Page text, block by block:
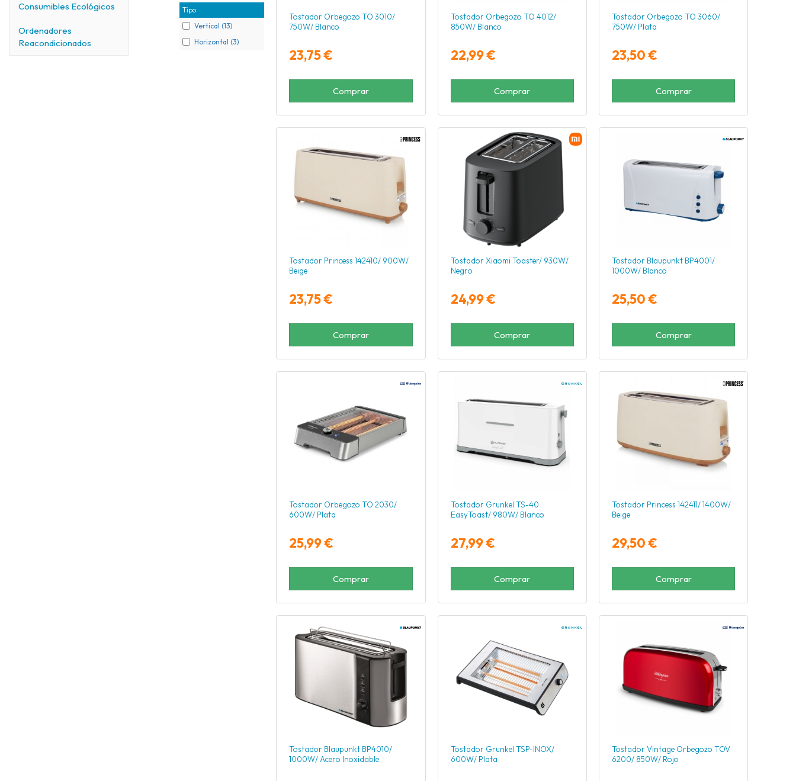
Consumibles Ecológicos
Ordenadores
Reacondicionados
Tipo
Vertical (13)
Horizontal (3)
Tostador Orbegozo TO 3010/
750W/ Blanco
23,75 €
Comprar
Tostador Orbegozo TO 4012/
850W/ Blanco
22,99 €
Comprar
Tostador Orbegozo TO 3060/
750W/ Plata
23,50 €
Comprar
Tostador Princess 142410/ 900W/
Beige
23,75 €
Comprar
Tostador Xiaomi Toaster/ 930W/
Negro
24,99 €
Comprar
Tostador Blaupunkt BP4001/
1000W/ Blanco
25,50 €
Comprar
Tostador Orbegozo TO 2030/
600W/ Plata
25,99 €
Comprar
Tostador Grunkel TS-40
EasyToast/ 980W/ Blanco
27,99 €
Comprar
Tostador Princess 142411/ 1400W/
Beige
29,50 €
Comprar
Tostador Blaupunkt BP4010/
1000W/ Acero Inoxidable
Tostador Grunkel TSP-INOX/
600W/ Plata
Tostador Vintage Orbegozo TOV
6200/ 850W/ Rojo